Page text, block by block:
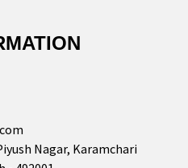
Nagar, Karamchari